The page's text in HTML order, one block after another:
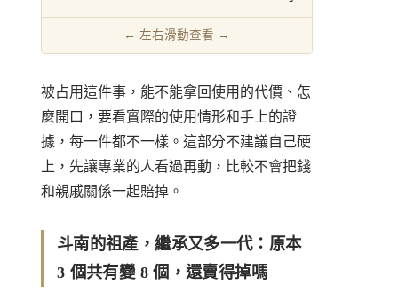
被占用這件事，能不能拿回使用的代價、怎
麼開口，要看實際的使用情形和手上的證
據，每一件都不一樣。這部分不建議自己硬
上，先讓專業的人看過再動，比較不會把錢
和親戚關係一起賠掉。
斗南的祖產，繼承又多一代：原本
3 個共有變 8 個，還賣得掉嗎